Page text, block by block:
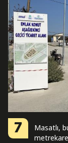
7
Masatlı,